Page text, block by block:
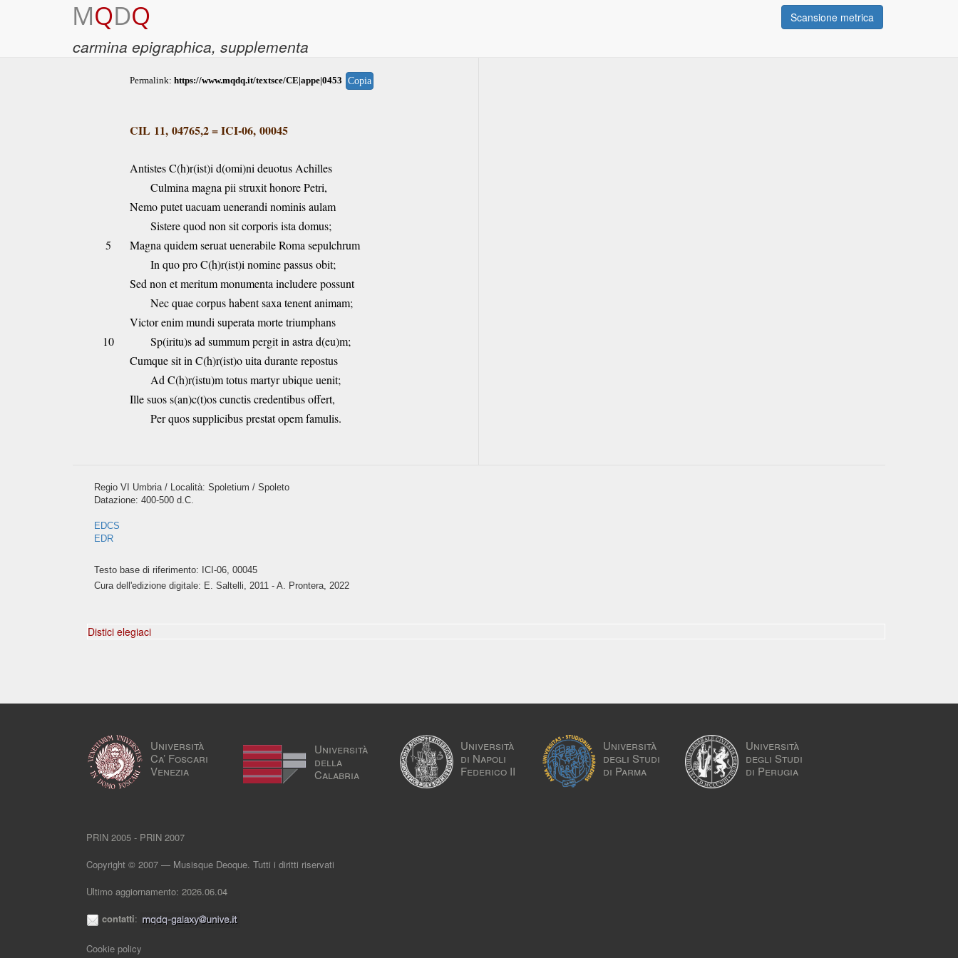
MQDQ Scansione metrica
carmina epigraphica, supplementa
Permalink: https://www.mqdq.it/textsce/CE|appe|0453 Copia
CIL 11, 04765,2=ICI-06, 00045
Antistes C(h)r(ist)i d(omi)ni deuotus Achilles
Culmina magna pii struxit honore Petri,
Nemo putet uacuam uenerandi nominis aulam
Sistere quod non sit corporis ista domus;
5
Magna quidem seruat uenerabile Roma sepulchrum
In quo pro C(h)r(ist)i nomine passus obit;
Sed non et meritum monumenta includere possunt
Nec quae corpus habent saxa tenent animam;
Victor enim mundi superata morte triumphans
10
Sp(iritu)s ad summum pergit in astra d(eu)m;
Cumque sit in C(h)r(ist)o uita durante repostus
Ad C(h)r(istu)m totus martyr ubique uenit;
Ille suos s(an)c(t)os cunctis credentibus offert,
Per quos supplicibus prestat opem famulis.
Regio VI Umbria / Località: Spoletium / Spoleto
Datazione: 400-500 d.C.
EDCS
EDR
Testo base di riferimento: ICI-06, 00045
Cura dell'edizione digitale: E. Saltelli, 2011 - A. Prontera, 2022
Distici elegiaci
Università
Ca’ Foscari
Venezia
Università
della
Calabria
Università
di Napoli
Federico II
Università
degli Studi
di Parma
Università
degli Studi
di Perugia
PRIN 2005 - PRIN 2007
Copyright © 2007 — Musisque Deoque. Tutti i diritti riservati
Ultimo aggiornamento: 2026.06.04
contatti:
Cookie policy